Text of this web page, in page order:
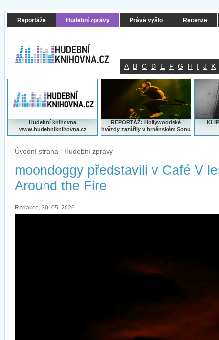
Reportáže Hudební zprávy Právě vyšlo Recenze
A B C D E F G H I J K
Hudební knihovna
www.hudebniknihovna.cz
REPORTÁŽ: Hollywoodské
hvězdy zazářily v brněnském Sonu
Úvodní strana | Hudební zprávy
moondoggy představili v Café V
Around the Fire
Redakce, 30. 05. 2026